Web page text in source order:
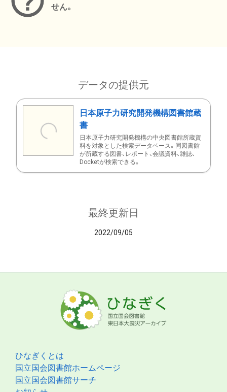
せん。
データの提供元
日本原子力研究開発機構図書館蔵
書
日本原子力研究開発機構の中央図書館所蔵資
料を対象とした検索データベース。同図書館
が所蔵する図書、レポート、会議資料、雑誌、
Docketが検索できる。
最終更新日
2022/09/05
ひなぎくとは
国立国会図書館ホームページ
国立国会図書館サーチ